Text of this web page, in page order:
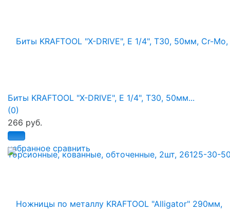
избранное сравнить
Биты KRAFTOOL "X-DRIVE", E 1/4", Т30, 50мм...
(0)
266 руб.